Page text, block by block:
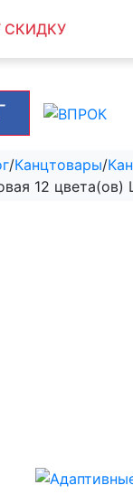
СКИДКУ
/Канцтовары/
12